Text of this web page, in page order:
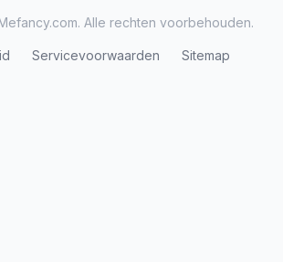
Alle rechten voorbehouden.
Servicevoorwaarden Sitemap